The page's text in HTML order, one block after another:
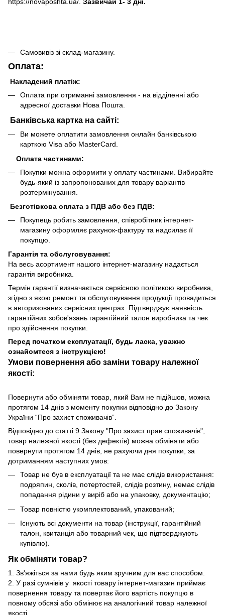
Самовивіз зі склад-магазину.
Оплата:
Накладений платіж:
Оплата при отриманні замовлення - на відділенні або
адресної доставки Нова Пошта.
Банківська картка на сайті:
Ви можете оплатити замовлення онлайн банківською
карткою Visa або MasterCard.
Оплата частинами:
Покупки можна оформити у оплату частинами. Вибирайте
будь-який із запропонованих для товару варіантів
розтермінування.
Безготівкова оплата з ПДВ або без ПДВ:
Покупець робить замовлення, співробітник інтернет-
магазину оформляє рахунок-фактуру та надсилає її
покупцю.
Гарантія та обслуговування:
На весь асортимент нашого інтернет-магазину надається
гарантія виробника.
Термін гарантії визначається сервісною політикою виробника,
згідно з якою ремонт та обслуговування продукції провадиться
в авторизованих сервісних центрах. Підтверджує наявність
гарантійних зобов'язань гарантійний талон виробника та чек
про здійснення покупки.
Перед початком експлуатації, будь ласка, уважно
ознайомтеся з інструкцією!
Умови повернення або заміни товару належної
якості:
Повернути або обміняти товар, який Вам не підійшов, можна
протягом 14 днів з моменту покупки відповідно до Закону
України “Про захист споживачів”.
Відповідно до статті 9 Закону "Про захист прав споживачів",
товар належної якості (без дефектів) можна обміняти або
повернути протягом 14 днів, не рахуючи дня покупки, за
дотриманням наступних умов:
Товар не був в експлуатації та не має слідів використання:
подряпин, сколів, потертостей, слідів розтину, немає слідів
попадання рідини у виріб або на упаковку, документацію;
Товар повністю укомплектований, упакований;
Існують всі документи на товар (інструкції, гарантійний
талон, квитанція або товарний чек, що підтверджують
купівлю).
Як обміняти товар?
1. Зв'яжіться за нами будь яким зручним для вас способом.
2. У разі сумнівів у якості товару інтернет-магазин приймає
повернення товару та повертає його вартість покупцю в
повному обсязі або обмінює на аналогічний товар належної
якості.